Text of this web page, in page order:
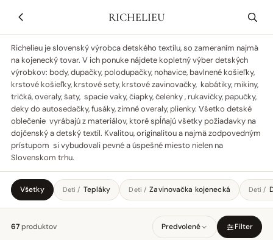
RICHELIEU
Richelieu je slovenský výrobca detského textilu, so zameraním najmä
na kojenecký tovar. V ich ponuke nájdete kopletný výber detských
výrobkov: body, dupačky, polodupačky, nohavice, bavlnené košieľky,
krstové košieľky, krstové sety, krstové zavinovačky, kabátiky, mikiny,
tričká, overaly, šaty, spacie vaky, čiapky, čelenky , rukavičky, papučky,
deky do autosedačky, fusáky, zimné overaly, plienky. Všetko detské
oblečenie vyrábajú z materiálov, ktoré spĺňajú všetky požiadavky na
dojčenský a detský textil. Kvalitou, originalitou a najmä zodpovedným
prístupom si vybudovali pevné a úspešné miesto nielen na
Slovenskom trhu.
Všetky Deti / Tepláky Deti / Zavinovačka kojenecká Deti /
67produktov Predvolené Filter